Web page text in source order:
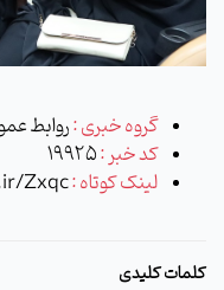
گروه خبری :روابط
کد خبر :19925
لینک کوتاه :Zxqc
کلمات کلیدی